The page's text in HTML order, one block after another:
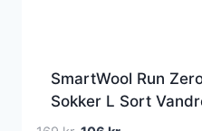
SmartWool Run
Sokker L Sort